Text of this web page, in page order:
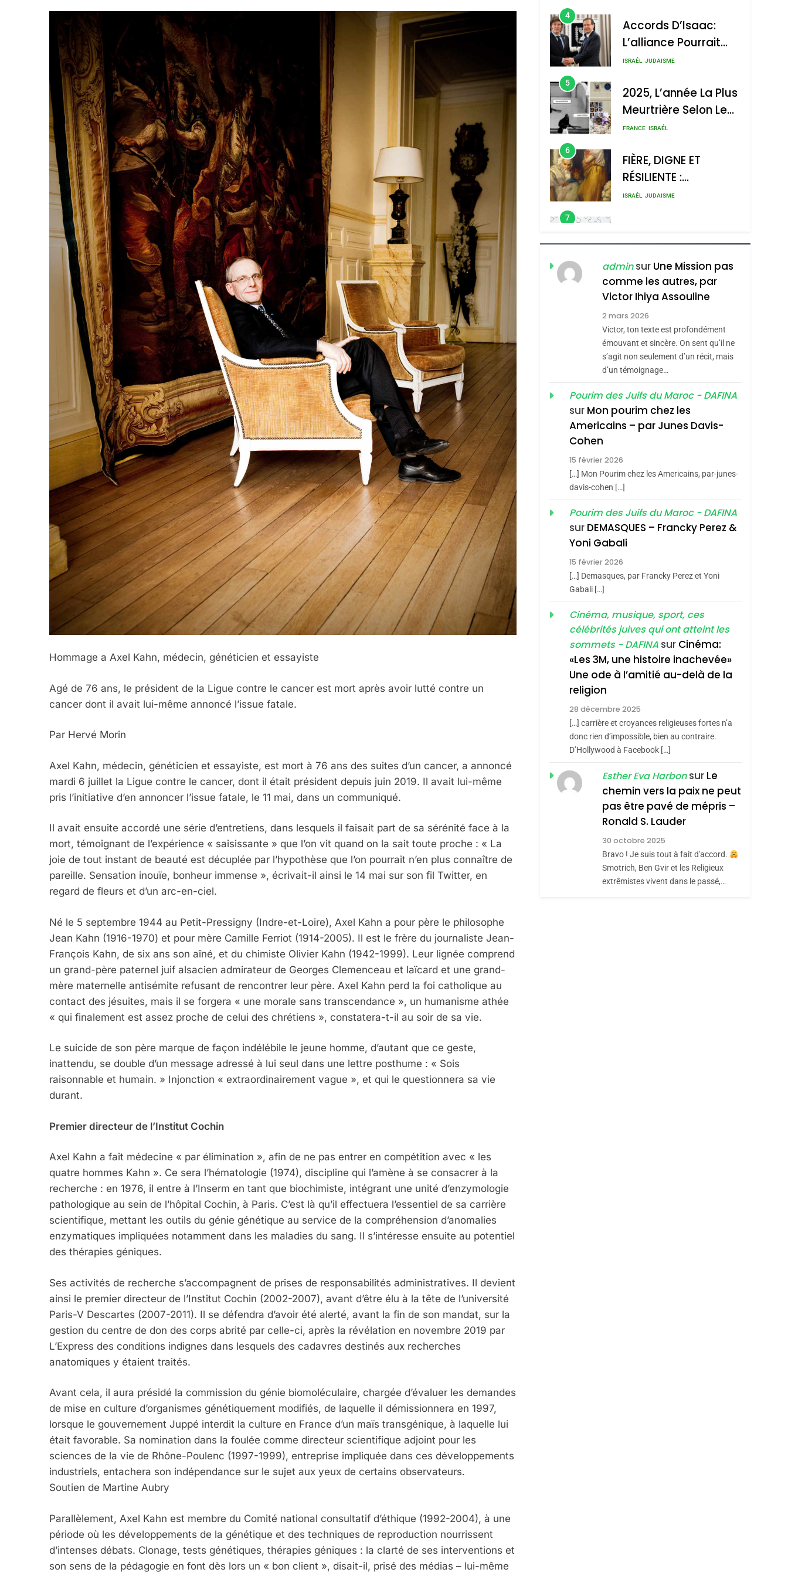
Hommage a Axel Kahn, médecin, généticien et essayiste
Agé de 76 ans, le président de la Ligue contre le cancer est mort après avoir lutté contre un
cancer dont il avait lui-même annoncé l’issue fatale.
Par Hervé Morin
Axel Kahn, médecin, généticien et essayiste, est mort à 76 ans des suites d’un cancer, a annoncé
mardi 6 juillet la Ligue contre le cancer, dont il était président depuis juin 2019. Il avait lui-même
pris l’initiative d’en annoncer l’issue fatale, le 11 mai, dans un communiqué.
Il avait ensuite accordé une série d’entretiens, dans lesquels il faisait part de sa sérénité face à la
mort, témoignant de l’expérience « saisissante » que l’on vit quand on la sait toute proche : « La
joie de tout instant de beauté est décuplée par l’hypothèse que l’on pourrait n’en plus connaître de
pareille. Sensation inouïe, bonheur immense », écrivait-il ainsi le 14 mai sur son fil Twitter, en
regard de fleurs et d’un arc-en-ciel.
Né le 5 septembre 1944 au Petit-Pressigny (Indre-et-Loire), Axel Kahn a pour père le philosophe
Jean Kahn (1916-1970) et pour mère Camille Ferriot (1914-2005). Il est le frère du journaliste Jean-
François Kahn, de six ans son aîné, et du chimiste Olivier Kahn (1942-1999). Leur lignée comprend
un grand-père paternel juif alsacien admirateur de Georges Clemenceau et laïcard et une grand-
mère maternelle antisémite refusant de rencontrer leur père. Axel Kahn perd la foi catholique au
contact des jésuites, mais il se forgera « une morale sans transcendance », un humanisme athée
« qui finalement est assez proche de celui des chrétiens », constatera-t-il au soir de sa vie.
Le suicide de son père marque de façon indélébile le jeune homme, d’autant que ce geste,
inattendu, se double d’un message adressé à lui seul dans une lettre posthume : « Sois
raisonnable et humain. » Injonction « extraordinairement vague », et qui le questionnera sa vie
durant.
Premier directeur de l’Institut Cochin
Axel Kahn a fait médecine « par élimination », afin de ne pas entrer en compétition avec « les
quatre hommes Kahn ». Ce sera l’hématologie (1974), discipline qui l’amène à se consacrer à la
recherche : en 1976, il entre à l’Inserm en tant que biochimiste, intégrant une unité d’enzymologie
pathologique au sein de l’hôpital Cochin, à Paris. C’est là qu’il effectuera l’essentiel de sa carrière
scientifique, mettant les outils du génie génétique au service de la compréhension d’anomalies
enzymatiques impliquées notamment dans les maladies du sang. Il s’intéresse ensuite au potentiel
des thérapies géniques.
Ses activités de recherche s’accompagnent de prises de responsabilités administratives. Il devient
ainsi le premier directeur de l’Institut Cochin (2002-2007), avant d’être élu à la tête de l’université
Paris-V Descartes (2007-2011). Il se défendra d’avoir été alerté, avant la fin de son mandat, sur la
gestion du centre de don des corps abrité par celle-ci, après la révélation en novembre 2019 par
L’Express des conditions indignes dans lesquels des cadavres destinés aux recherches
anatomiques y étaient traités.
Avant cela, il aura présidé la commission du génie biomoléculaire, chargée d’évaluer les demandes
de mise en culture d’organismes génétiquement modifiés, de laquelle il démissionnera en 1997,
lorsque le gouvernement Juppé interdit la culture en France d’un maïs transgénique, à laquelle lui
était favorable. Sa nomination dans la foulée comme directeur scientifique adjoint pour les
sciences de la vie de Rhône-Poulenc (1997-1999), entreprise impliquée dans ces développements
industriels, entachera son indépendance sur le sujet aux yeux de certains observateurs.
Soutien de Martine Aubry
Parallèlement, Axel Kahn est membre du Comité national consultatif d’éthique (1992-2004), à une
période où les développements de la génétique et des techniques de reproduction nourrissent
d’intenses débats. Clonage, tests génétiques, thérapies géniques : la clarté de ses interventions et
son sens de la pédagogie en font dès lors un « bon client », disait-il, prisé des médias – lui-même
4
Accords D’Isaac:
L’alliance Pourrait
S’étendre À 13 Pays
ISRAÉL JUDAISME
5
2025, L’année La Plus
Meurtrière Selon Le
Rapport D’ADL
L’antisémitisme
FRANCE ISRAÉL
6
FIÈRE, DIGNE ET
RÉSILIENTE :
POURQUOI JE
Zrihen-Dvir
ISRAÉL JUDAISME
7
MANQUE – Jacques
Hadida
JUDAISME
Maroc : Les Amandes
De Tafraout, Le Miel
De Tadla Azilal
Consacrés Produits
Du Terroir
DAFINA MAROC
Oeil Ravageur –
Vanessa De Loya
Stauber
CINEMA ISRAÉL
«Tu Dis Génocide, Je
Boy George
3
SOUVENIRS
4
Accords D’Isaac:
S’étendre À 13 Pays
2025, L’année La Plus
Meurtrière Selon Le
Rapport D’ADL
Contre
FRANCE ISRAÉL
6
RÉSILIENTE :
POURQUOI JE
REVENDIQUE MA
JUDAÏTE Par Thérèse
Zrihen-Dvir
ISRAÉL JUDAISME
CE QUI NOUS
MANQUE – Jacques
Hadida
JUDAISME
Maroc : Les Amandes
De Tafraout, Le Miel
De Tadla Azilal
Consacrés Produits
Du Terroir
DAFINA MAROC
adminsur Une Mission pas
comme les autres, par
Victor Ihiya Assouline
2 mars 2026
Victor, ton texte est profondément
émouvant et sincère. On sent qu’il ne
s’agit non seulement d’un récit, mais
d’un témoignage…
Pourim des Juifs du Maroc - DAFINA
sur Mon pourim chez les
Americains – par Junes Davis-
Cohen
15 février 2026
[…] Mon Pourim chez les Americains, par-junes-
davis-cohen […]
Pourim des Juifs du Maroc - DAFINA
sur DEMASQUES – Francky Perez &
Yoni Gabali
15 février 2026
[…] Demasques, par Francky Perez et Yoni
Gabali […]
Cinéma, musique, sport, ces
célébrités juives qui ont atteint les
sommets - DAFINA sur Cinéma:
«Les 3M, une histoire inachevée»
Une ode à l’amitié au-delà de la
religion
28 décembre 2025
[…] carrière et croyances religieuses fortes n’a
donc rien d’impossible, bien au contraire.
D’Hollywood à Facebook […]
Esther Eva Harbonsur Le
chemin vers la paix ne peut
pas être pavé de mépris –
Ronald S. Lauder
30 octobre 2025
Bravo ! Je suis tout à fait d'accord.
Smotrich, Ben Gvir et les Religieux
extrêmistes vivent dans le passé,…